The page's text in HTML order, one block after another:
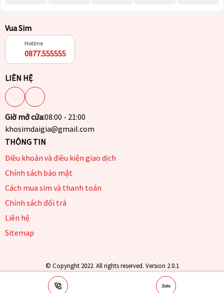
Vua Sim
Hotline
0877.555555
LIÊN HỆ
Giờ mở cửa:08:00 - 21:00
khosimdaigia@gmail.com
THÔNG TIN
Điều khoản và điều kiện giao dịch
Chính sách bảo mật
Cách mua sim và thanh toán
Chính sách đổi trả
Liên hệ
Sitemap
© Copyright 2022. All rights reserved. Version 2.0.1